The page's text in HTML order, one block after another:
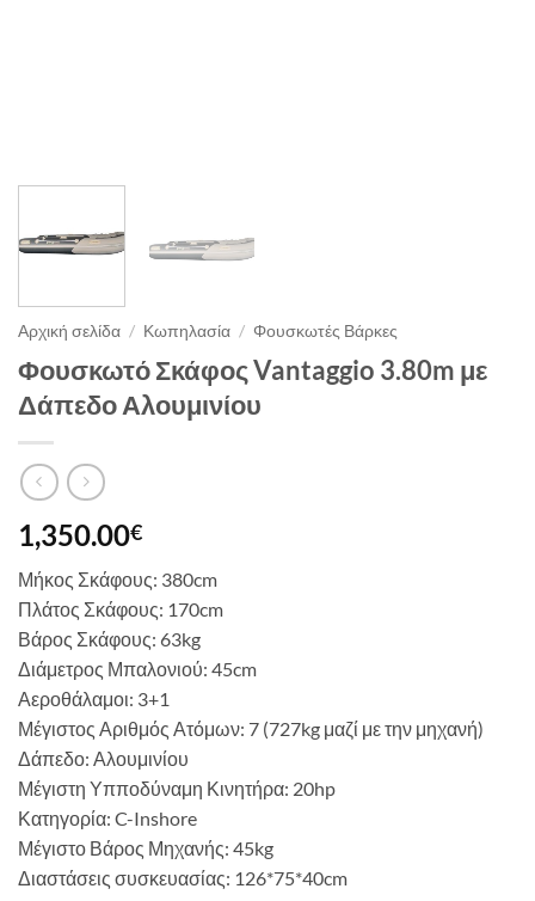
Αρχική σελίδα / Κωπηλασία / Φουσκωτές Βάρκες
Φουσκωτό Σκάφος Vantaggio 3.80m με
Δάπεδο Αλουμινίου
1,350.00€
Μήκος Σκάφους: 380cm
Πλάτος Σκάφους: 170cm
Βάρος Σκάφους: 63kg
Διάμετρος Μπαλονιού: 45cm
Αεροθάλαμοι: 3+1
Μέγιστος Αριθμός Ατόμων: 7 (727kg μαζί με την μηχανή)
Δάπεδο: Αλουμινίου
Μέγιστη Υπποδύναμη Κινητήρα: 20hp
Κατηγορία: C-Inshore
Μέγιστο Βάρος Μηχανής: 45kg
Διαστάσεις συσκευασίας: 126*75*40cm